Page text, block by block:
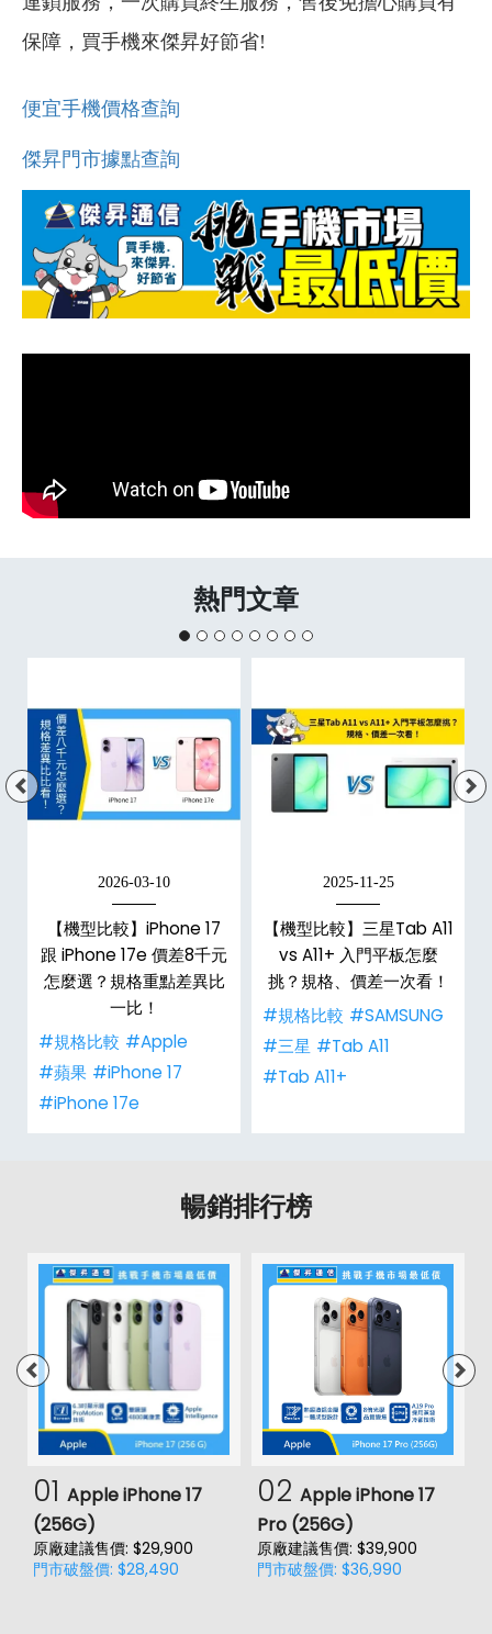
保障，買手機來傑昇好節省!
便宜手機價格查詢
傑昇門市據點查詢
熱門文章
2026-03-10
【機型比較】iPhone 17
跟 iPhone 17e 價差8千元
怎麼選？規格重點差異比
一比！
#規格比較 #Apple
#蘋果 #iPhone 17
#iPhone 17e
2025-11-25
【機型比較】三星Tab A11
vs A11+ 入門平板怎麼
挑？規格、價差一次看！
#規格比較 #SAMSUNG
#三星 #Tab A11
#Tab A11+
暢銷排行榜
01 Apple iPhone 17
(256G)
原廠建議售價: $29,900
門市破盤價: $28,490
02 Apple iPhone 17
Pro (256G)
原廠建議售價: $39,900
門市破盤價: $36,990